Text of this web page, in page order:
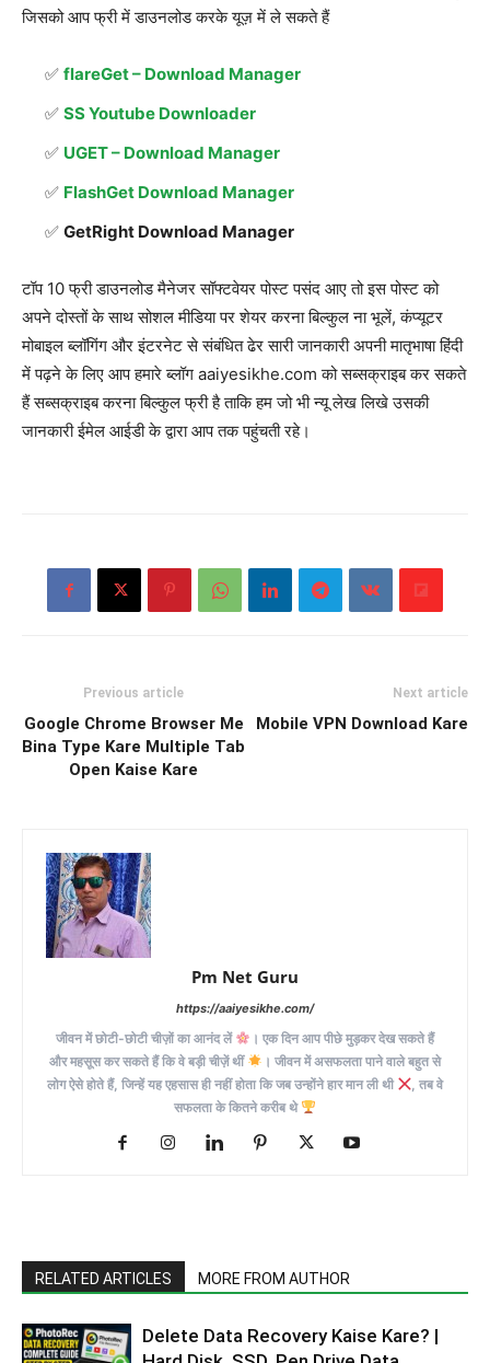
जिसको आप फ्री में डाउनलोड करके यूज़ में ले सकते हैं
flareGet – Download Manager
SS Youtube Downloader
UGET – Download Manager
FlashGet Download Manager
GetRight Download Manager
टॉप 10 फ्री डाउनलोड मैनेजर सॉफ्टवेयर पोस्ट पसंद आए तो इस पोस्ट को
अपने दोस्तों के साथ सोशल मीडिया पर शेयर करना बिल्कुल ना भूलें, कंप्यूटर
मोबाइल ब्लॉगिंग और इंटरनेट से संबंधित ढेर सारी जानकारी अपनी मातृभाषा हिंदी
में पढ़ने के लिए आप हमारे ब्लॉग aaiyesikhe.com को सब्सक्राइब कर सकते
हैं सब्सक्राइब करना बिल्कुल फ्री है ताकि हम जो भी न्यू लेख लिखे उसकी
जानकारी ईमेल आईडी के द्वारा आप तक पहुंचती रहे।
Previous article
Google Chrome Browser Me
Bina Type Kare Multiple Tab
Open Kaise Kare
Next article
Mobile VPN Download Kare
Pm Net Guru
https://aaiyesikhe.com/
जीवन में छोटी-छोटी चीज़ों का आनंद लें
। एक दिन आप पीछे मुड़कर देख सकते हैं
और महसूस कर सकते हैं कि वे बड़ी चीज़ें थीं
। जीवन में असफलता पाने वाले बहुत से
लोग ऐसे होते हैं, जिन्हें यह एहसास ही नहीं होता कि जब उन्होंने हार मान ली थी
, तब वे
सफलता के कितने करीब थे
RELATED ARTICLES MORE FROM AUTHOR
Delete Data Recovery Kaise Kare? |